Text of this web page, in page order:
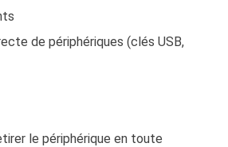
de périphériques (clés USB,
le périphérique en toute